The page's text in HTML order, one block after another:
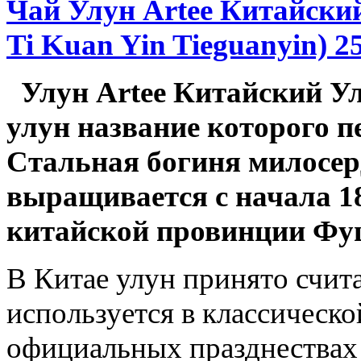
Чай Улун Artee
Ti Kuan Yin Tieguanyin)
Улун Artee Китайский
улун название которого
Стальная богиня
выращивается с начала
китайской провинции
В Китае улун принято
используется в
официальных